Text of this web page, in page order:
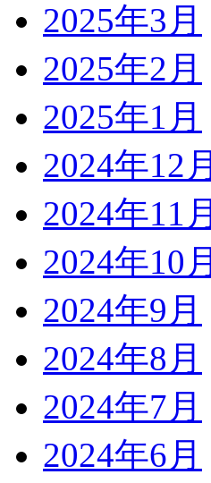
2025年3月
2025年2月
2025年1月
2024年12月
2024年11月
2024年10月
2024年9月
2024年8月
2024年7月
2024年6月